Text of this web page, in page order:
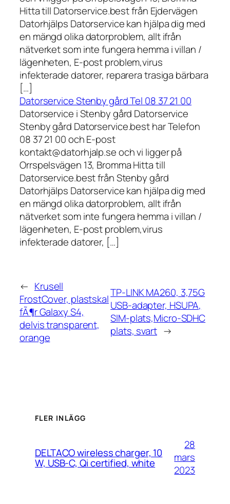
Hitta till Datorservice.best från Ejdervägen
Datorhjälps Datorservice kan hjälpa dig med
en mängd olika datorproblem, allt ifrån
nätverket som inte fungera hemma i villan /
lägenheten, E-post problem,virus
infekterade datorer, reparera trasiga bärbara
[…]
Datorservice Stenby gård Tel 08 37 21 00
Datorservice i Stenby gård Datorservice
Stenby gård Datorservice.best har Telefon
08 37 21 00 och E-post
kontakt@datorhjalp.se och vi ligger på
Orrspelsvägen 13, Bromma Hitta till
Datorservice.best från Stenby gård
Datorhjälps Datorservice kan hjälpa dig med
en mängd olika datorproblem, allt ifrån
nätverket som inte fungera hemma i villan /
lägenheten, E-post problem,virus
infekterade datorer, […]
← Krusell
FrostCover, plastskal
fÃ¶r Galaxy S4,
delvis transparent,
orange
TP-LINK MA260, 3,75G
USB-adapter, HSUPA,
SIM-plats,Micro-SDHC
plats, svart →
FLER INLÄGG
DELTACO wireless charger, 10
W, USB-C, Qi certified, white
28
mars
2023